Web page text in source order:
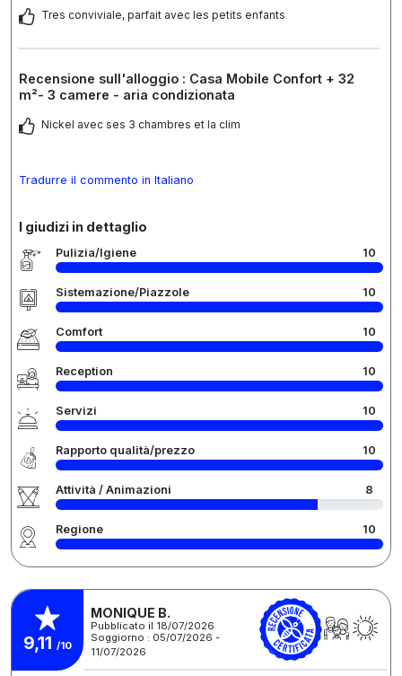
Tres conviviale, parfait avec les petits enfants
Recensione sull'alloggio : Casa Mobile Confort + 32
m²- 3 camere - aria condizionata
Nickel avec ses 3 chambres et la clim
Tradurre il commento in Italiano
I giudizi in dettaglio
Pulizia/Igiene 10
Sistemazione/Piazzole 10
Comfort 10
Reception 10
Servizi 10
Rapporto qualità/prezzo 10
Attività / Animazioni 8
Regione 10
9,11 /10
MONIQUE B.
Pubblicato il 18/07/2026
Soggiorno : 05/07/2026 -
11/07/2026